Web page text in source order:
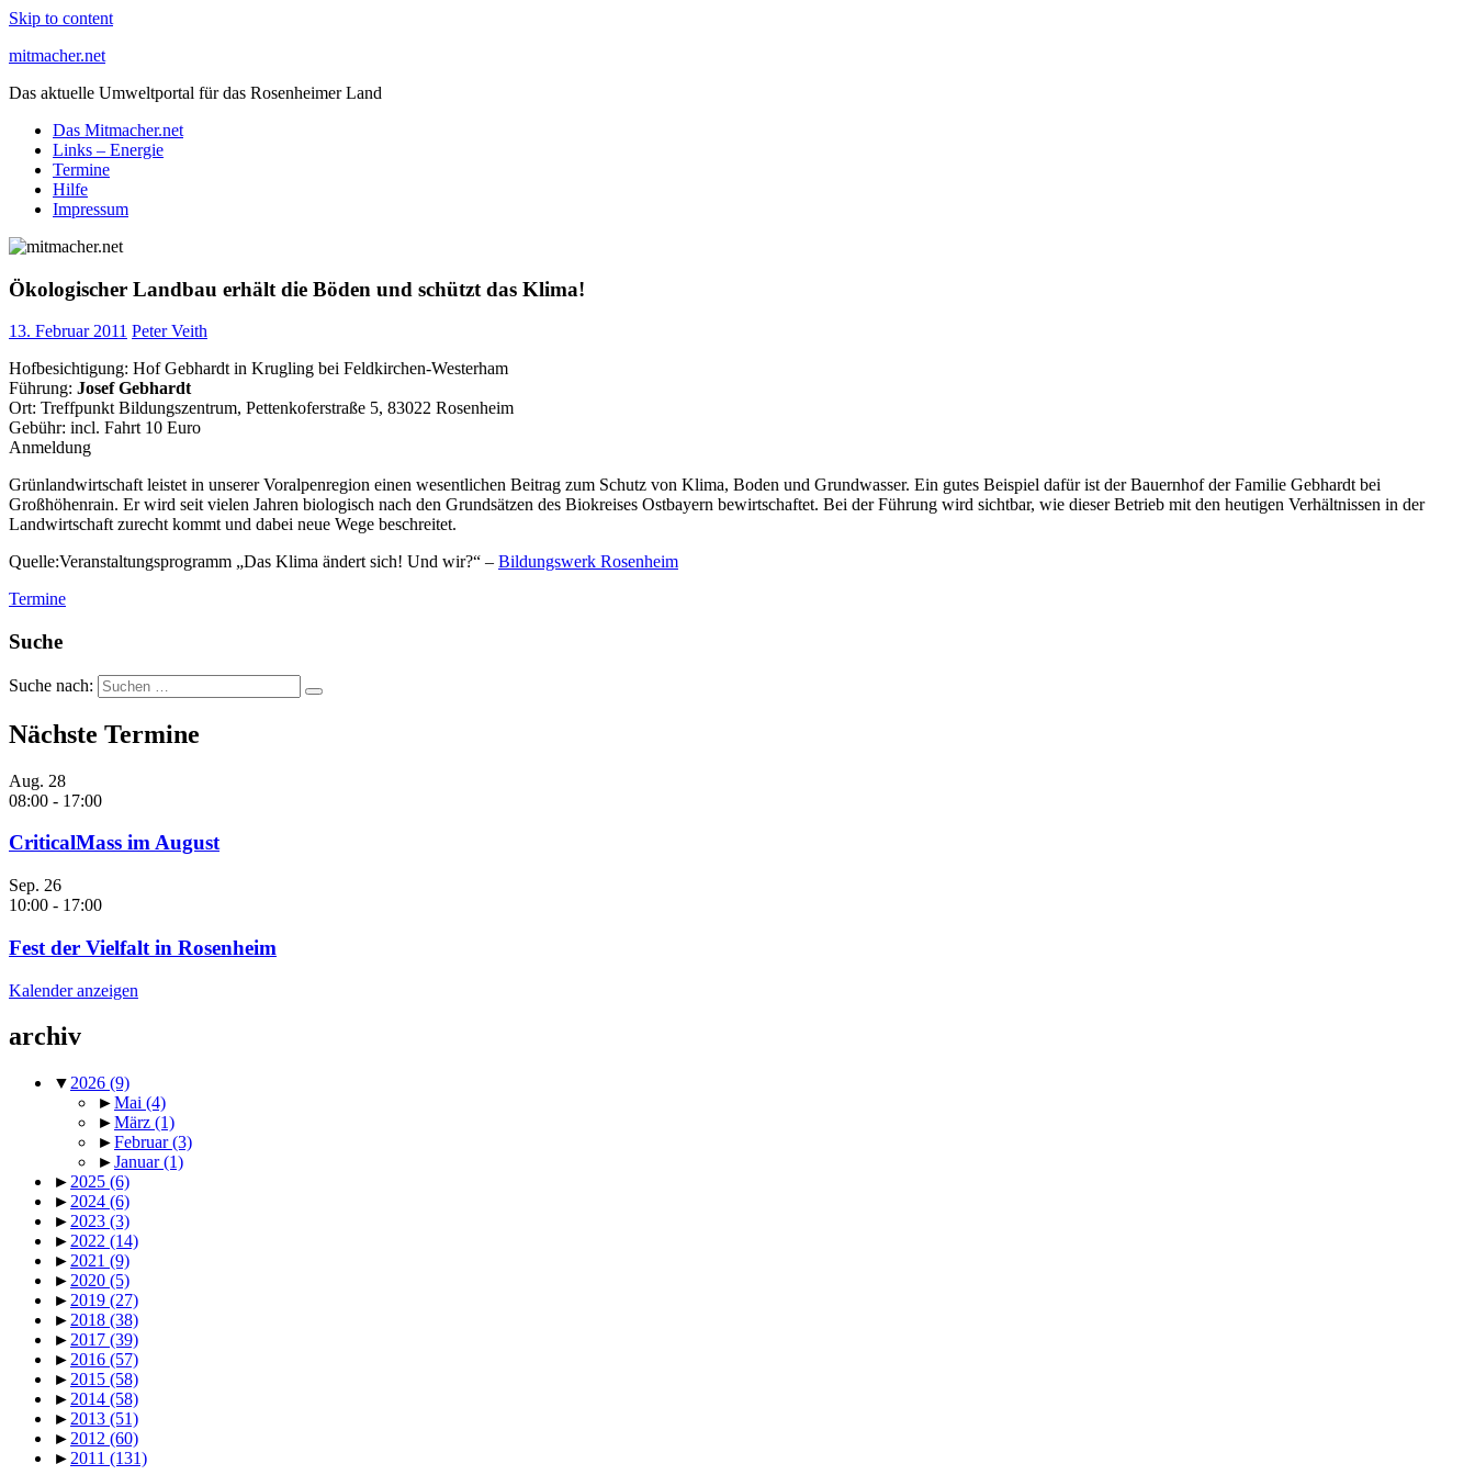
Skip to content
mitmacher.net
Das aktuelle Umweltportal für das Rosenheimer Land
Das Mitmacher.net
Links – Energie
Termine
Hilfe
Impressum
Ökologischer Landbau erhält die Böden und schützt das Klima!
13. Februar 2011 Peter Veith
Hofbesichtigung: Hof Gebhardt in Krugling bei Feldkirchen-Westerham
Führung: Josef Gebhardt
Ort: Treffpunkt Bildungszentrum, Pettenkoferstraße 5, 83022 Rosenheim
Gebühr: incl. Fahrt 10 Euro
Anmeldung
Grünlandwirtschaft leistet in unserer Voralpenregion einen wesentlichen Beitrag zum Schutz von Klima, Boden und Grundwasser. Ein gutes Beispiel dafür ist der Bauernhof der Familie Gebhardt bei
Großhöhenrain. Er wird seit vielen Jahren biologisch nach den Grundsätzen des Biokreises Ostbayern bewirtschaftet. Bei der Führung wird sichtbar, wie dieser Betrieb mit den heutigen Verhältnissen in der
Landwirtschaft zurecht kommt und dabei neue Wege beschreitet.
Quelle:Veranstaltungsprogramm „Das Klima ändert sich! Und wir?“ – Bildungswerk Rosenheim
Termine
Suche
Suche nach:
Nächste Termine
Aug. 28
08:00 - 17:00
CriticalMass im August
Sep. 26
10:00 - 17:00
Fest der Vielfalt in Rosenheim
Kalender anzeigen
archiv
▼ 2026 (9)
►Mai (4)
►März (1)
►Februar(3)
►Januar(1)
► 2025 (6)
► 2024 (6)
► 2023 (3)
► 2022 (14)
► 2021 (9)
► 2020 (5)
► 2019 (27)
► 2018 (38)
► 2017 (39)
► 2016 (57)
► 2015 (58)
► 2014 (58)
► 2013 (51)
► 2012 (60)
► 2011 (131)